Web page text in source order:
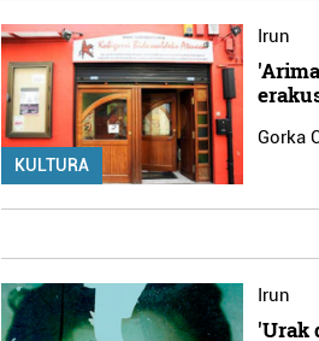
KULTURA
Irun
Gorka
Irun
'Urak